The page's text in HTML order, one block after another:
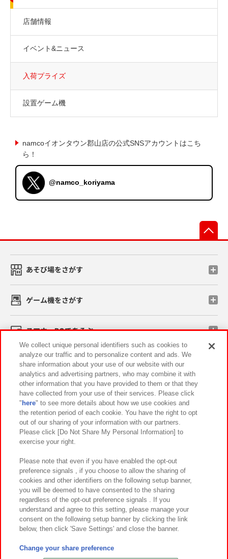
店舗情報
イベント&ニュース
入荷プライズ
設置ゲーム機
namcoイオンタウン郡山店の公式SNSアカウントはこち
ら！
@namco_koriyama
あそび場をさがす
ゲーム機をさがす
スマホ・PCであそぶ
イベント・キャンペーン
関連会社 サステナビリティ サイトポリシー
プライバシーポリシー ウェブアクセシビリティ方針と検証結果
お取引先さまとともに
カスタマーハラスメント対応方針 よくあるご質問・お問い合わせ
©Bandai Namco Amusement Inc.
©Bandai Namco Amusement Lab Inc.
We collect unique personal identifiers such as cookies to
analyze our traffic and to personalize content and ads. We
share information about your use of our website with our
analytics and advertising partners, who may combine it with
other information that you have provided to them or that they
have collected from your use of their services. Please click
" here" to see more details about how we use cookies and
the retention period of each cookie. You have the right to opt
out of our sharing of your information with our partners.
Please click [Do Not Share My Personal Information] to
exercise your right.
Please note that even if you have enabled the opt-out
preference signals , if you choose to allow the sharing of
cookies and other identifiers on the following setup banner,
you will be deemed to have consented to the sharing
regardless of the opt-out preference signals . If you
understand and agree to this setting, please manage your
consent on the following setup banner by clicking the link
below, then click 'Save Settings' and close the banner.
Change your share preference